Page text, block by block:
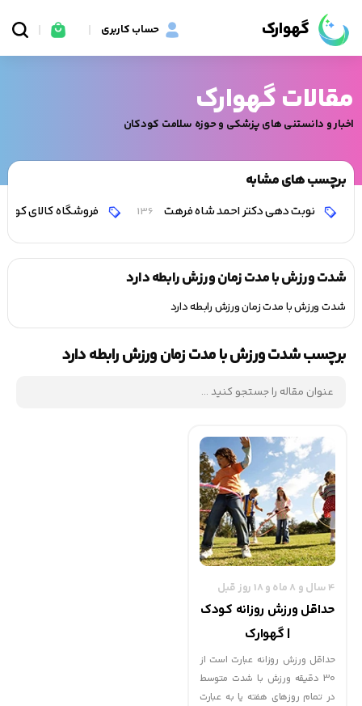
گهوارک حساب کاربری
مقالات گهوارک
اخبار و دانستنی های پزشکی و حوزه سلامت کودکان
برچسب های مشابه
نوبت دهی دکتر احمد شاه فرهت 136 فروشگاه کالای کودک
شدت ورزش با مدت زمان ورزش رابطه دارد
شدت ورزش با مدت زمان ورزش رابطه دارد
برچسب شدت ورزش با مدت زمان ورزش رابطه دارد
4 سال و 8 ماه و 18 روز قبل
حداقل ورزش روزانه کودک
| گهوارک
حداقل ورزش روزانه عبارت است از
30 دقیقه ورزش با شدت متوسط
در تمام روزهای هفته یا به عبارت